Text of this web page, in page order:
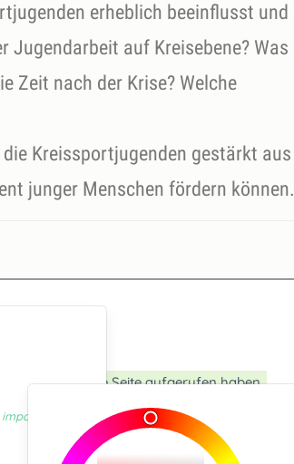
erheblich beeinflusst und
Jugendarbeit auf Kreisebene? Was
Zeit nach der Krise? Welche
Kreissportjugenden gestärkt aus
junger Menschen fördern können.